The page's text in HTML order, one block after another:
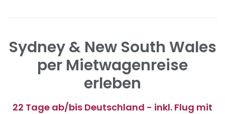
Sydney & New South Wales
per Mietwagenreise
erleben
22 Tage ab/bis Deutschland - inkl. Flug mit